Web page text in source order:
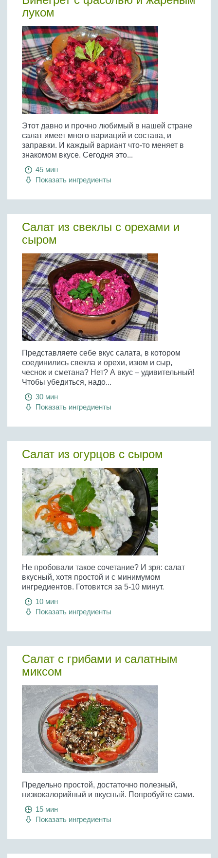
луком
Этот давно и прочно любимый в нашей стране
салат имеет много вариаций и состава, и
заправки. И каждый вариант что-то меняет в
знакомом вкусе. Сегодня это...
45 мин
Показать ингредиенты
Салат из свеклы с орехами и
сыром
Представляете себе вкус салата, в котором
соединились свекла и орехи, изюм и сыр,
чеснок и сметана? Нет? А вкус – удивительный!
Чтобы убедиться, надо...
30 мин
Показать ингредиенты
Салат из огурцов с сыром
Не пробовали такое сочетание? И зря: салат
вкусный, хотя простой и с минимумом
ингредиентов. Готовится за 5-10 минут.
10 мин
Показать ингредиенты
Салат с грибами и салатным
миксом
Предельно простой, достаточно полезный,
низкокалорийный и вкусный. Попробуйте сами.
15 мин
Показать ингредиенты